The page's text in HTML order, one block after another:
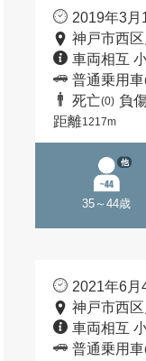
2019年3月
神戸市西
車両相互
普通乗用車
死亡(0) 負傷
距離1217m
35～44歳
他
2021年6月
神戸市西
車両相互
普通乗用車